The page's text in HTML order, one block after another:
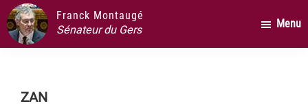
Passer
au
contenu
Passer
la
latérale
Passer
au
pied
page
Franck Montaugé
Sénateur du Gers
Menu
ZAN